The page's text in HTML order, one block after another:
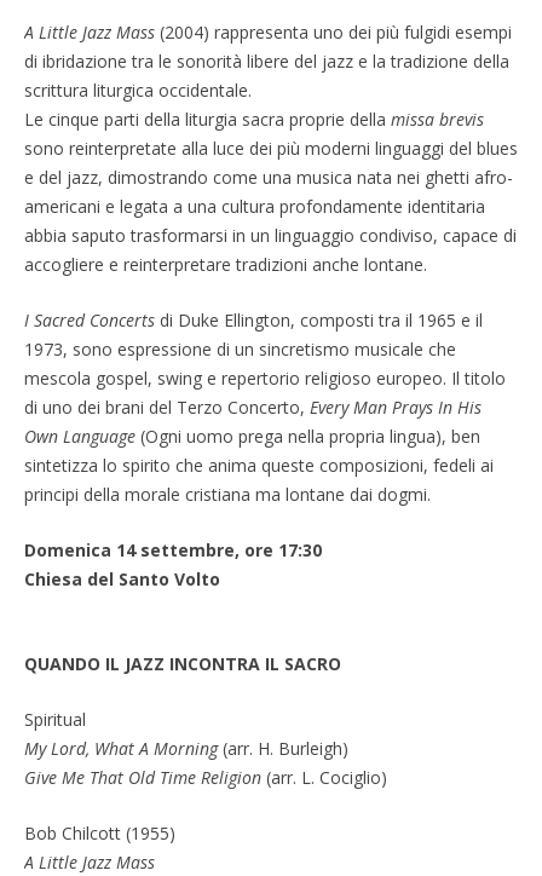
A Little Jazz Mass (2004) rappresenta uno dei più fulgidi esempi
di ibridazione tra le sonorità libere del jazz e la tradizione della
scrittura liturgica occidentale.
Le cinque parti della liturgia sacra proprie della missa brevis
sono reinterpretate alla luce dei più moderni linguaggi del blues
e del jazz, dimostrando come una musica nata nei ghetti afro-
americani e legata a una cultura profondamente identitaria
abbia saputo trasformarsi in un linguaggio condiviso, capace di
accogliere e reinterpretare tradizioni anche lontane.
I Sacred Concerts di Duke Ellington, composti tra il 1965 e il
1973, sono espressione di un sincretismo musicale che
mescola gospel, swing e repertorio religioso europeo. Il titolo
di uno dei brani del Terzo Concerto, Every Man Prays In His
Own Language (Ogni uomo prega nella propria lingua), ben
sintetizza lo spirito che anima queste composizioni, fedeli ai
principi della morale cristiana ma lontane dai dogmi.
Domenica 14 settembre, ore 17:30
Chiesa del Santo Volto
QUANDO IL JAZZ INCONTRA IL SACRO
Spiritual
My Lord, What A Morning(arr. H. Burleigh)
Give Me That Old Time Religion (arr. L. Cociglio)
Bob Chilcott (1955)
A Little Jazz Mass